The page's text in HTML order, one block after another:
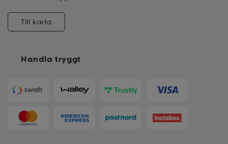
Handla tryggt
Till karta